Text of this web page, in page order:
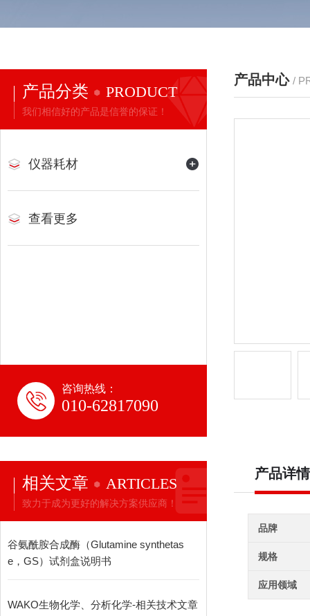
产品分类 PRODUCT
我们相信好的产品是信誉的保证！
仪器耗材
查看更多
咨询热线：
010-62817090
相关文章 ARTICLES
致力于成为更好的解决方案供应商！
谷氨酰胺合成酶（Glutamine synthetas
e，GS）试剂盒说明书
WAKO生物化学、分析化学-相关技术文章
产品中心 /
产品详情
品牌
规格
应用领域